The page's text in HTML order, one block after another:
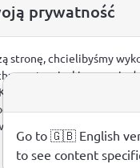
Nie ma
prywatność
stronę, chcielibyśmy
na stronie, kierowania
poniżej, by wyrazić
o plikach cookie i
Go to 🇬🇧 English
to see content